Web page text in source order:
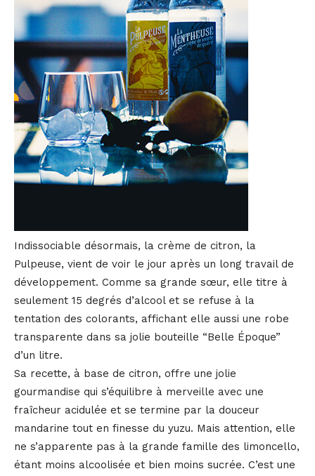
Indissociable désormais, la crème de citron, la
Pulpeuse, vient de voir le jour après un long travail de
développement. Comme sa grande sœur, elle titre à
seulement 15 degrés d’alcool et se refuse à la
tentation des colorants, affichant elle aussi une robe
transparente dans sa jolie bouteille “Belle Époque”
d’un litre.
Sa recette, à base de citron, offre une jolie
gourmandise qui s’équilibre à merveille avec une
fraîcheur acidulée et se termine par la douceur
mandarine tout en finesse du yuzu. Mais attention, elle
ne s’apparente pas à la grande famille des limoncello,
étant moins alcoolisée et bien moins sucrée. C’est une